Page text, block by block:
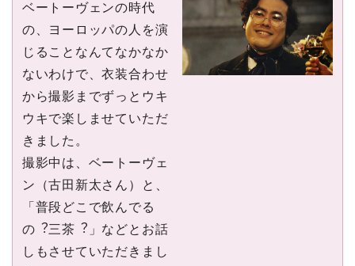
ベートーヴェンの時代
の、ヨーロッパの⼈を演
じることなんてなかなか
ないわけで、⾐装合わせ
から撮影までずっとウキ
ウキで楽しませていただ
きました。
撮影中は、ベートーヴェ
ン（古⽥新太さん）と、
「普段どこで飲んでる
の︖三茶︖」などとお話
しもさせていただきまし